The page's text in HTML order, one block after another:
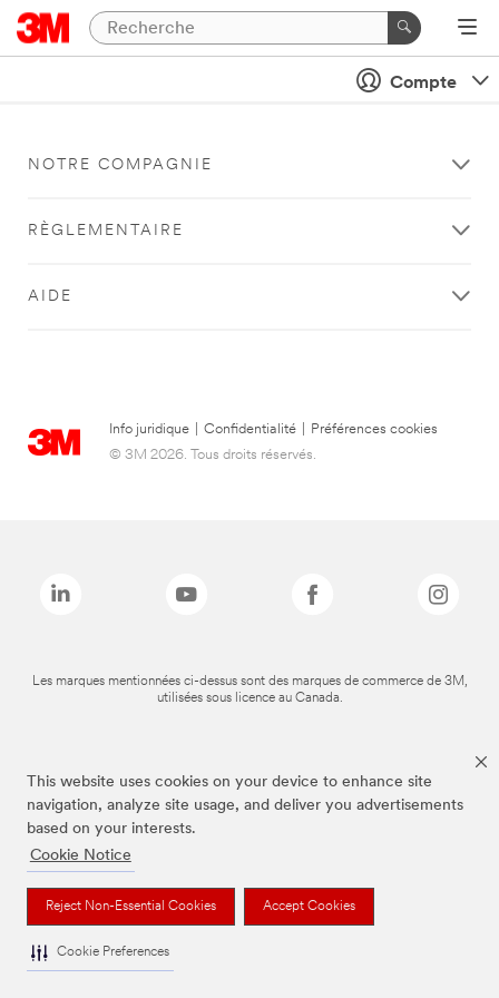
This website uses cookies on your device to enhance site
navigation, analyze site usage, and deliver you advertisements
based on your interests.
Cookie Notice
Reject Non-Essential Cookies Accept Cookies
Cookie Preferences
Compte
NOTRE COMPAGNIE
RÈGLEMENTAIRE
AIDE
Info juridique Confidentialité
Préférences cookies
© 3M 2026. Tous droits réservés.
Les marques mentionnées ci-dessus sont des marques de commerce de 3M,
utilisées sous licence au Canada.